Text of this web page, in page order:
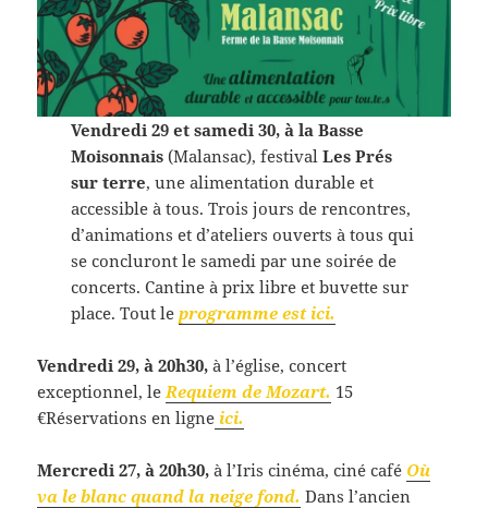
Vendredi 29 et samedi 30, à la Basse
Moisonnais (Malansac), festival Les Prés
sur terre, une alimentation durable et
accessible à tous. Trois jours de rencontres,
d’animations et d’ateliers ouverts à tous qui
se concluront le samedi par une soirée de
concerts. Cantine à prix libre et buvette sur
place. Tout le programme est ici.
Vendredi 29, à 20h30, à l’église, concert
exceptionnel, le Requiem de Mozart. 15
€Réservations en ligne ici.
Mercredi 27, à 20h30, à l’Iris cinéma, ciné café Où
va le blanc quand la neige fond. Dans l’ancien